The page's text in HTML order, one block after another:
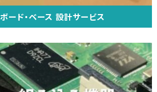
ード・ベース 設計サービス